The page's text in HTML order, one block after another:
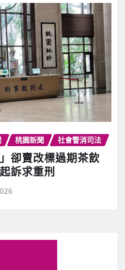
桃園新聞 社會警消司法
卻賣改標過期茶飲
訴求重刑